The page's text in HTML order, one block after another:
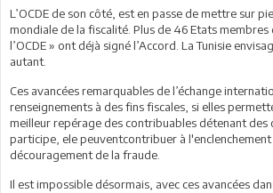
L’OCDE de son côté, est en passe de mettre sur
mondiale de la fiscalité. Plus de 46 Etats membres
l’OCDE » ont déjà signé l’Accord. La Tunisie
autant.
Ces avancées remarquables de l’échange
renseignements à des fins fiscales, si elles
meilleur repérage des contribuables détenant des
participe, ele peuventcontribuer à
découragement de la fraude.
Il est impossible désormais, avec ces avancées